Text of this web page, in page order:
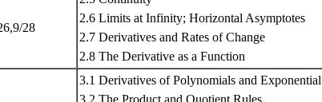
28
2.6 Limits at Infinity; Horizontal Asymptotes
2.7 Derivatives and Rates of Change
2.8 The Derivative as a Function
3.1 Derivatives of Polynomials and
3.2 The Product and Quotient Rules